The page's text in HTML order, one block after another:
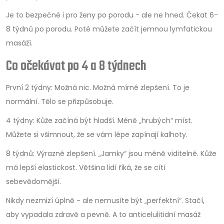
Je to bezpečné i pro ženy po porodu - ale ne hned. Čekat 6-
8 týdnů po porodu. Poté můžete začít jemnou lymfatickou
masáží.
Co očekávat po 4 a 8 týdnech
První 2 týdny: Možná nic. Možná mírné zlepšení. To je
normální. Tělo se přizpůsobuje.
4 týdny: Kůže začíná být hladší. Méně „hrubých“ míst.
Můžete si všimnout, že se vám lépe zapínají kalhoty.
8 týdnů: Výrazné zlepšení. „Jamky“ jsou méně viditelné. Kůže
má lepší elastickost. Většina lidí říká, že se cítí
sebevědomější.
Nikdy nezmizí úplně - ale nemusíte být „perfektní“. Stačí,
aby vypadala zdravě a pevně. A to anticelulitidní masáž